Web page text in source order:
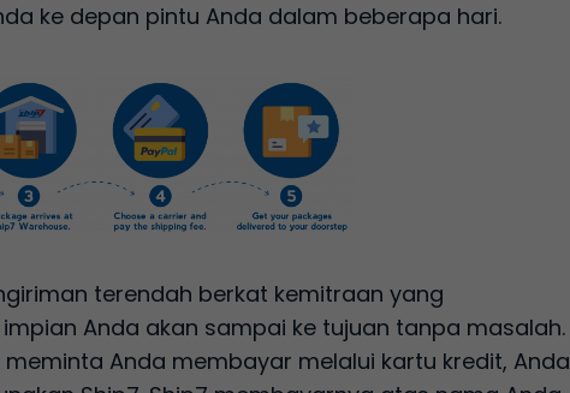
ke depan pintu Anda dalam beberapa hari.
terendah berkat kemitraan yang
Anda akan sampai ke tujuan tanpa masalah.
Anda membayar melalui kartu kredit, Anda